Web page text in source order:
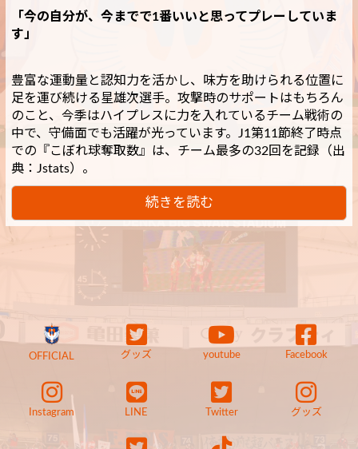
「今の自分が、今までで1番いいと思ってプレーしていま
す」
豊富な運動量と認知力を活かし、味方を助けられる位置に
足を運び続ける星雄次選手。攻撃時のサポートはもちろん
のこと、今季はハイプレスに力を入れているチーム戦術の
中で、守備面でも活躍が光っています。J1第11節終了時点
での『こぼれ球奪取数』は、チーム最多の32回を記録（出
典：Jstats）。
続きを読む
OFFICIAL グッズ youtube Facebook
Instagram LINE Twitter グッズ